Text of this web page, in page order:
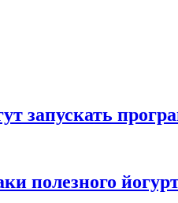
запускать
полезного